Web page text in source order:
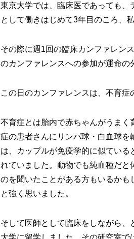
東京大学では、臨床医であっても
として働きはじめて3年目のころ、
その際に週1回の臨床カンファレン
のカンファレンスへの参加が運命の
この日のカンファレンスは、不育症
不育症とは胎内で赤ちゃんがうま
症の患者さんにリンパ球・白血球
は、カップルが免疫学的に似てい
れていました。動物でも純血種だと
のを聞いたことがある方もいるか
と強く思いました。
そして医師として臨床をしながら
大学に留学しました。その研究室